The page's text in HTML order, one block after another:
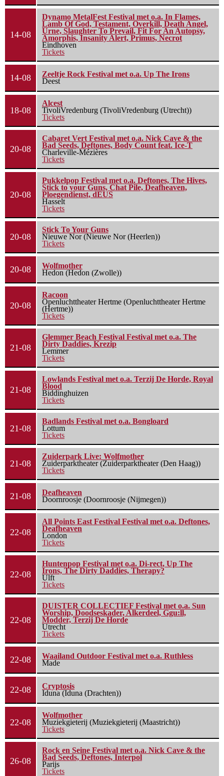
14-08
Dynamo MetalFest Festival met o.a. In Flames,
Lamb Of God, Testament, Overkill, Death Angel,
Urne, Slaughter To Prevail, Fit For An Autopsy,
Amorphis, Insanity Alert, Primus, Necrot
Eindhoven
Tickets
14-08
Zeeltje Rock Festival met o.a. Up The Irons
Deest
18-08
Alcest
TivoliVredenburg (TivoliVredenburg (Utrecht))
Tickets
20-08
Cabaret Vert Festival met o.a. Nick Cave & the
Bad Seeds, Deftones, Body Count feat. Ice-T
Charleville-Mézières
Tickets
20-08
Pukkelpop Festival met o.a. Deftones, The Hives,
Stick to your Guns, Chat Pile, Deafheaven,
Ploegendienst, dEUS
Hasselt
Tickets
20-08
Stick To Your Guns
Nieuwe Nor (Nieuwe Nor (Heerlen))
Tickets
20-08
Wolfmother
Hedon (Hedon (Zwolle))
20-08
Racoon
Openluchttheater Hertme (Openluchttheater Hertme
(Hertme))
Tickets
21-08
Glemmer Beach Festival Festival met o.a. The
Dirty Daddies, Krezip
Lemmer
Tickets
21-08
Lowlands Festival met o.a. Terzij De Horde, Royal
Blood
Biddinghuizen
Tickets
21-08
Badlands Festival met o.a. Bongloard
Lottum
Tickets
21-08
Zuiderpark Live: Wolfmother
Zuiderparktheater (Zuiderparktheater (Den Haag))
Tickets
21-08
Deafheaven
Doornroosje (Doornroosje (Nijmegen))
22-08
All Points East Festival Festival met o.a. Deftones,
Deafheaven
London
Tickets
22-08
Huntenpop Festival met o.a. Di-rect, Up The
Irons, The Dirty Daddies, Therapy?
Ulft
Tickets
22-08
DUISTER COLLECTIEF Festival met o.a. Sun
Worship, Doodseskader, Alkerdeel, Ggu:ll,
Modder, Terzij De Horde
Utrecht
Tickets
22-08
Waailand Outdoor Festival met o.a. Ruthless
Made
22-08
Cryptosis
Iduna (Iduna (Drachten))
22-08
Wolfmother
Muziekgieterij (Muziekgieterij (Maastricht))
Tickets
26-08
Rock en Seine Festival met o.a. Nick Cave & the
Bad Seeds, Deftones, Interpol
Parijs
Tickets